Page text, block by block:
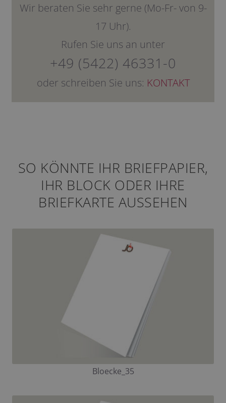
Wir beraten Sie sehr gerne (Mo-Fr- von 9-
17 Uhr).
Rufen Sie uns an unter
+49 (5422) 46331-0
oder schreiben Sie uns: KONTAKT
SO KÖNNTE IHR BRIEFPAPIER,
IHR BLOCK ODER IHRE
BRIEFKARTE AUSSEHEN
Bloecke_35